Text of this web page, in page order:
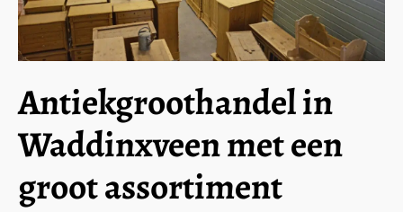
Antiekgroothandel in
Waddinxveen met een
groot assortiment